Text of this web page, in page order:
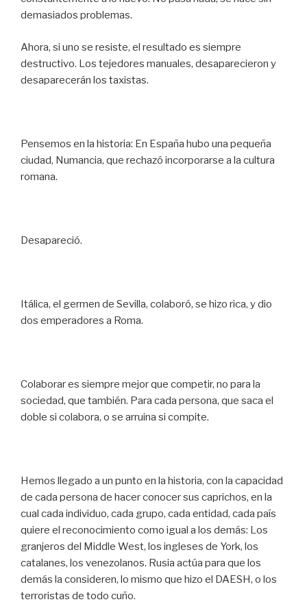
demasiados problemas.
Ahora, si uno se resiste, el resultado es siempre
destructivo. Los tejedores manuales, desaparecieron y
desaparecerán los taxistas.
Pensemos en la historia: En España hubo una pequeña
ciudad, Numancia, que rechazó incorporarse a la cultura
romana.
Desapareció.
Itálica, el germen de Sevilla, colaboró, se hizo rica, y dio
dos emperadores a Roma.
Colaborar es siempre mejor que competir, no para la
sociedad, que también. Para cada persona, que saca el
doble si colabora, o se arruina si compite.
Hemos llegado a un punto en la historia, con la capacidad
de cada persona de hacer conocer sus caprichos, en la
cual cada individuo, cada grupo, cada entidad, cada país
quiere el reconocimiento como igual a los demás: Los
granjeros del Middle West, los ingleses de York, los
catalanes, los venezolanos. Rusia actúa para que los
demás la consideren, lo mismo que hizo el DAESH, o los
terroristas de todo cuño.